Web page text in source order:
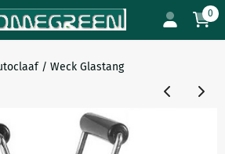
Kies instellingen of sta0
/ Weck Glastang